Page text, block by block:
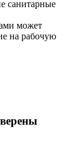
санитарные
может
на рабочую